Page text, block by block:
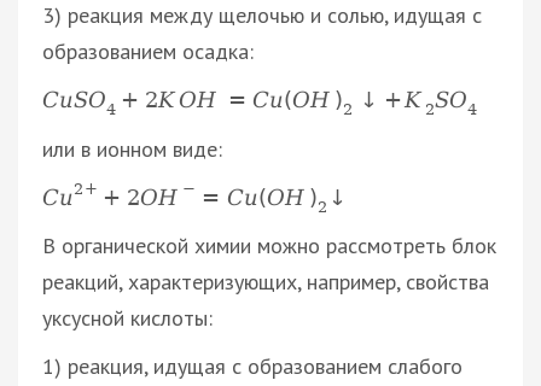
3) реакция между щелочью и солью, идущая с
образованием осадка:
CuSO4 + 2K OH = Cu(OH )2 ↓ +K 2SO4
или в ионном виде:
Cu2 + + 2OH − = Cu(OH )2 ↓
В органической химии можно рассмотреть блок
реакций, характеризующих, например, свойства
уксусной кислоты:
1) реакция, идущая с образованием слабого